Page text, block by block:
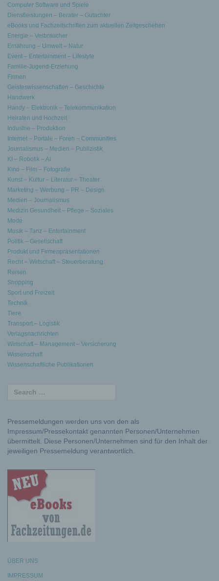
Computer Software und Spiele
Dienstleistungen – Berater – Gutachter
eBooks und Fachzeitschriften zum aktuellen Zeitgeschehen
Energie – Verbraucher
Ernährung – Umwelt – Natur
Event – Entertainment – Lifestyle
Familie-Jugend-Erziehung
Firmen
Geisteswissenschaften – Geschichte
Handwerk
Handy – Elektronik – Telekommunikation
Heiraten und Hochzeit
Industrie – Produktion
Internet – Portale – Foren – Communities
Journalismus – Medien – Publizistik
KI – Robotik – AI
Kino – Film – Fotografie
Kunst – Kultur – Literatur – Theater
Marketing – Werbung – PR – Design
Medien – Journalismus
Medizin Gesundheit – Pflege – Soziales
Mode
Musik – Tanz – Entertainment
Politik – Gesellschaft
Produkt und Firmenpräsentationen
Recht – Wirtschaft – Steuerberatung
Reisen
Shopping
Sport und Freizeit
Technik
Tiere
Transport – Logistik
Verlagsnachrichten
Wirtschaft – Management – Versicherung
Wissenschaft
Wissenschaftliche Publikationen
Pressemeldungen werden uns von den als
Impressum/Pressekontakt genannten Personen/Unternehmen
übermittelt. Diese Personen/Unternehmen sind für den Inhalt der
jeweiligen Pressemeldung verantwortlich.
ÜBER UNS
IMPRESSUM